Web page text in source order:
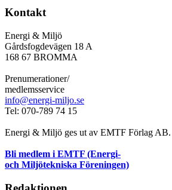
Kontakt
Energi & Miljö
Gårdsfogdevägen 18 A
168 67 BROMMA
Prenumerationer/
medlemsservice
info@energi-miljo.se
Tel: 070-789 74 15
Energi & Miljö ges ut av EMTF Förlag AB.
Bli medlem i EMTF (Energi-
och Miljötekniska Föreningen)